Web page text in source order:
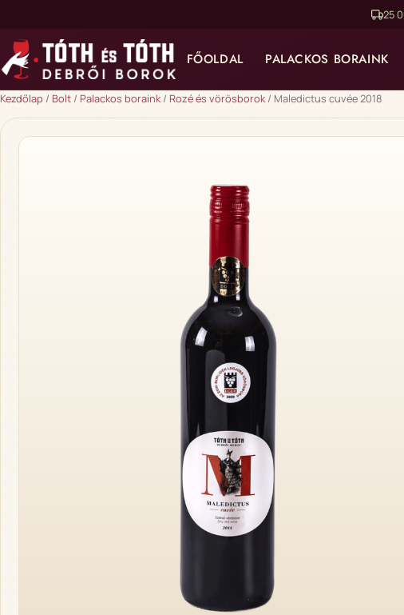
25
FŐOLDAL PALACKOS BORAINK
Kezdőlap / Bolt / Palackos boraink/ Rozé és vörösborok/ Maledictus cuvée 2018